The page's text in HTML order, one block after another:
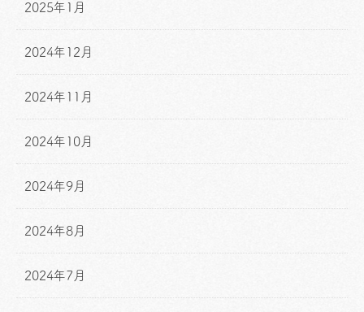
2025年1月
2024年12月
2024年11月
2024年10月
2024年9月
2024年8月
2024年7月